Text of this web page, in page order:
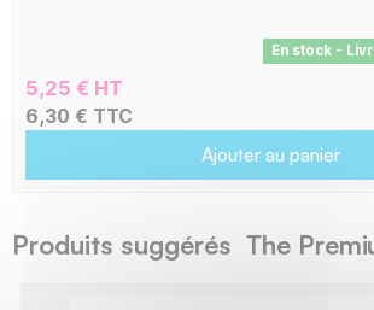
En stock -
5,25 € HT
6,30 € TTC
Ajouter au panier
Produits suggérés The